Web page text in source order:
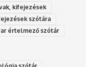
kifejezések
szótára
értelmező szótár